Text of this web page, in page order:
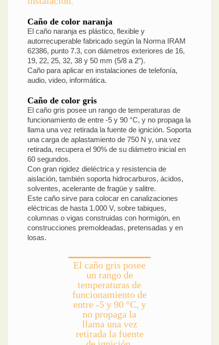
Caño de color naranja
El caño naranja es plástico, flexible y
autorrecuperable fabricado según la Norma IRAM
62386, punto 7.3, con diámetros exteriores de 16,
19, 22, 25, 32, 38 y 50 mm (5/8 a 2”).
Caño para aplicar en instalaciones de telefonía,
audio, video, informática.
Caño de color gris
El caño gris posee un rango de temperaturas de
funcionamiento de entre -5 y 90 °C, y no propaga la
llama una vez retirada la fuente de ignición. Soporta
una carga de aplastamiento de 750 N y, una vez
retirada, recupera el 90% de su diámetro inicial en
60 segundos.
Con gran rigidez dieléctrica y resistencia de
aislación, también soporta hidrocarburos, ácidos,
solventes, acelerante de fragüe y salitre.
Este caño sirve para colocar en canalizaciones
eléctricas de hasta 1.000 V, sobre tabiques,
columnas o vigas construidas con hormigón, en
construcciones premoldeadas, pretensadas y en
losas.
El caño gris posee
un rango de
temperaturas de
funcionamiento de
entre -5 y 90 °C, y
no propaga la
llama una vez
retirada la fuente